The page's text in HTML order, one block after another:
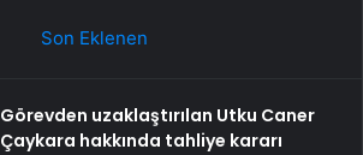
Son Eklenen
Görevden uzaklaştırılan Utku Caner
Çaykara hakkında tahliye kararı